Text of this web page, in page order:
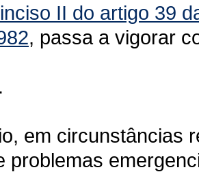
inciso II do artigo 39
, passa a vigorar
em circunstâncias
problemas